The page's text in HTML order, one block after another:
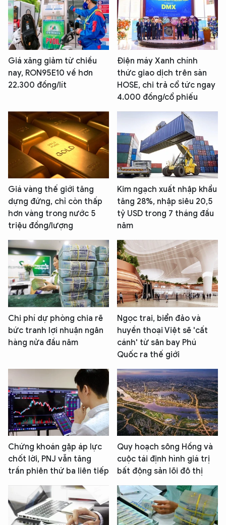
Giá xăng giảm từ chiều
nay, RON95E10 về hơn
22.300 đồng/lít
Điện máy Xanh chính
thức giao dịch trên sàn
HOSE, chi trả cổ tức ngay
4.000 đồng/cổ phiếu
Giá vàng thế giới tăng
dựng đứng, chỉ còn thấp
hơn vàng trong nước 5
triệu đồng/lượng
Kim ngạch xuất nhập khẩu
tăng 28%, nhập siêu 20,5
tỷ USD trong 7 tháng đầu
năm
Chi phí dự phòng chia rẽ
bức tranh lợi nhuận ngân
hàng nửa đầu năm
Ngọc trai, biển đảo và
huyền thoại Việt sẽ 'cất
cánh' từ sân bay Phú
Quốc ra thế giới
Chứng khoán gặp áp lực
chốt lời, PNJ vẫn tăng
trần phiên thứ ba liên tiếp
Quy hoạch sông Hồng và
cuộc tái định hình giá trị
bất động sản lõi đô thị